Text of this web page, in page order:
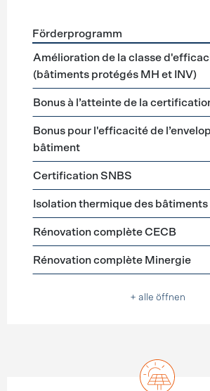
Förderprogramme Gebäudehülle
Förderprogramm
Amélioration de la classe
(bâtiments protégés MH et INV)
Bonus à l’atteinte de la
Bonus pour l'efficacité de
bâtiment
Certification SNBS
Isolation thermique des bâtiments
Rénovation complète CECB
Rénovation complète Minergie
+ alle öffnen